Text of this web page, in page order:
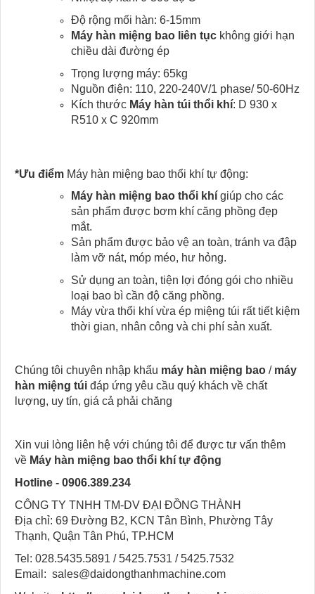
Độ rộng mối hàn: 6-15mm
Máy hàn miệng bao liên tục không giới hạn
chiều dài đường ép
Trọng lượng máy: 65kg
Nguồn điện: 110, 220-240V/1 phase/ 50-60Hz
Kích thước Máy hàn túi thổi khí: D 930 x
R510 x C 920mm
*Ưu điểm Máy hàn miệng bao thổi khí tự động:
Máy hàn miệng bao thổi khí giúp cho các
sản phẩm được bơm khí căng phồng đẹp
mắt.
Sản phẩm được bảo vệ an toàn, tránh va đập
làm vỡ nát, móp méo, hư hỏng.
Sử dụng an toàn, tiện lợi đóng gói cho nhiều
loại bao bì cần độ căng phồng.
Máy vừa thổi khí vừa ép miệng túi rất tiết kiệm
thời gian, nhân công và chi phí sản xuất.
Chúng tôi chuyên nhập khẩu máy hàn miệng bao / máy
hàn miệng túi đáp ứng yêu cầu quý khách về chất
lượng, uy tín, giá cả phải chăng
Xin vui lòng liên hệ với chúng tôi để được tư vấn thêm
về Máy hàn miệng bao thổi khí tự động
Hotline - 0906.389.234
CÔNG TY TNHH TM-DV ĐẠI ĐỒNG THÀNH
Địa chỉ: 69 Đường B2, KCN Tân Bình, Phường Tây
Thạnh, Quận Tân Phú, TP.HCM
Tel: 028.5435.5891 / 5425.7531 / 5425.7532
Email: sales@daidongthanhmachine.com